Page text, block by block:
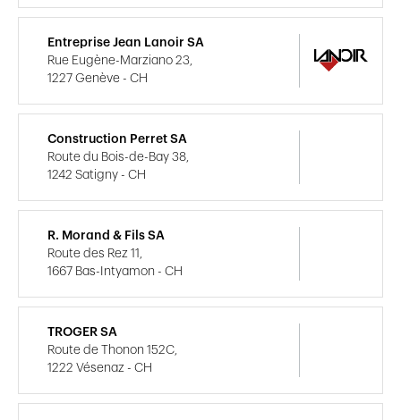
Entreprise Jean Lanoir SA
Rue Eugène-Marziano 23,
1227 Genève - CH
Construction Perret SA
Route du Bois-de-Bay 38,
1242 Satigny - CH
R. Morand & Fils SA
Route des Rez 11,
1667 Bas-Intyamon - CH
TROGER SA
Route de Thonon 152C,
1222 Vésenaz - CH